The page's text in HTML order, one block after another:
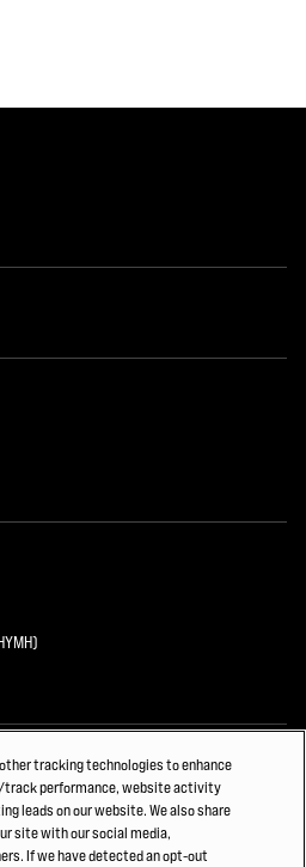
tracking technologies to enhance
track performance, website activity
leads on our website. We also share
site with our social media,
If we have detected an opt-out